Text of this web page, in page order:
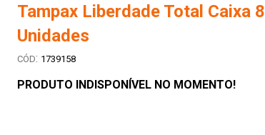
Tampax Liberdade Total Caixa 8
Unidades
: 1739158
PRODUTO INDISPONÍVEL NO MOMENTO!